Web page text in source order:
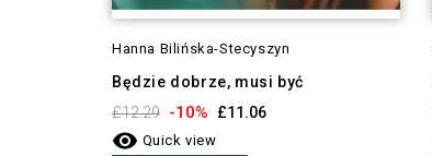
Hanna Bilińska-Stecyszyn
Będzie dobrze, musi być
£12.29 -10% £11.06
 Quick view